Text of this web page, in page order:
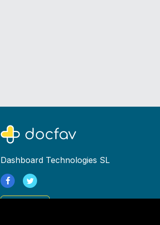
Dashboard Technologies SL